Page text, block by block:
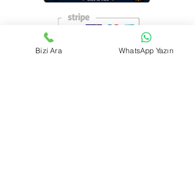
Bizi Ara WhatsApp Yazın